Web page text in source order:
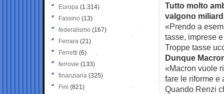
Tutto molto
valgono
«Prendo a
tasse, imprese
Troppe tasse
Dunque
«Macron vuole
fare le riforme e
Quando Renzi
Europa (1.314)
Fassino (13)
federalismo (167)
Ferrara (21)
Ferretti (6)
ferrovie (133)
finanziaria (325)
Fini (821)